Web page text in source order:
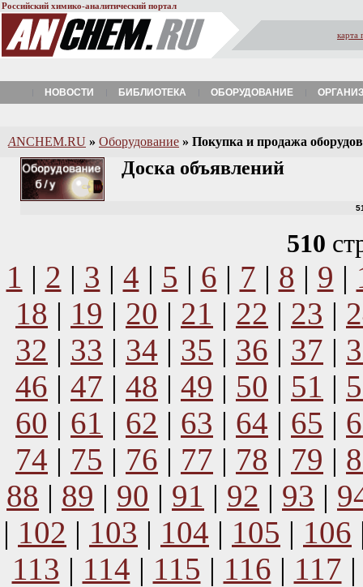
Российский химико-аналитический портал
карта
НОВОСТИ БИБЛИОТЕКА ОБОРУДОВАНИЕ
ANCHEM.RU » Оборудование » Покупка и продажа
Доска объявлений
510
1 | 2 | 3 | 4 | 5 | 6 | 7 | 8 | 9 |
18 | 19 | 20 | 21 | 22 | 23 |
32 | 33 | 34 | 35 | 36 | 37 |
46 | 47 | 48 | 49 | 50 | 51 |
60 | 61 | 62 | 63 | 64 | 65 |
74 | 75 | 76 | 77 | 78 | 79 |
88 | 89 | 90 | 91 | 92 | 93 |
| 102 | 103 | 104 | 105 | 106
113 | 114 | 115 | 116 | 117